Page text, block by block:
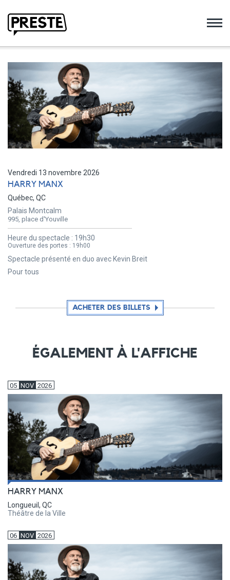
Vendredi 13 novembre 2026
HARRY MANX
Québec, QC
Palais Montcalm
995, place d'Youville
Heure du spectacle : 19h30
Ouverture des portes : 19h00
Spectacle présenté en duo avec Kevin Breit
Pour tous
ACHETER DES BILLETS
ÉGALEMENT À L'AFFICHE
05 NOV 2026
HARRY MANX
Longueuil, QC
Théâtre de la Ville
06 NOV 2026